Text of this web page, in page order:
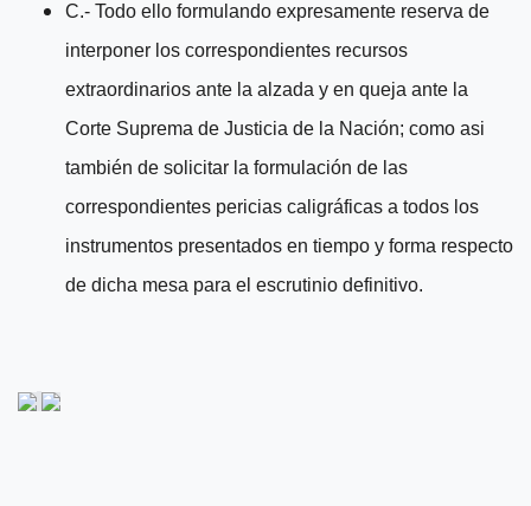
C.- Todo ello formulando expresamente reserva de
interponer los correspondientes recursos
extraordinarios ante la alzada y en queja ante la
Corte Suprema de Justicia de la Nación; como asi
también de solicitar la formulación de las
correspondientes pericias caligráficas a todos los
instrumentos presentados en tiempo y forma respecto
de dicha mesa para el escrutinio definitivo.